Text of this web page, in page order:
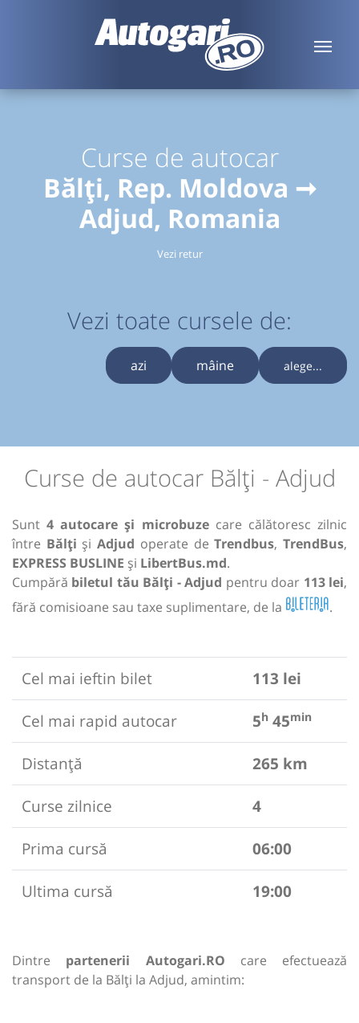
Curse de autocar
Bălți, Rep. Moldova ➞
Adjud, Romania
Vezi retur
Vezi toate cursele de:
azi mâine alege...
Curse de autocar Bălți - Adjud
Sunt4 autocare și microbuzecare călătoresc zilnic
între Bălți șiAdjud operate deTrendbus,TrendBus,
EXPRESS BUSLINE și LibertBus.md.
Cumpără biletul tău Bălți - Adjud pentru doar 113 lei,
fără comisioane sau taxe suplimentare, de la
.
Cel mai ieftin bilet
113 lei
Cel mai rapid autocar
5h 45min
Distanță
265 km
Curse zilnice
4
Prima cursă
06:00
Ultima cursă
19:00
Dintre partenerii Autogari.RO care efectuează
transport de la Bălți la Adjud, amintim: